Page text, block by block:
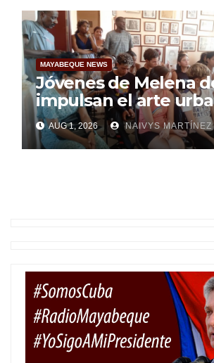
MAYABEQUE NEWS
Jóvenes de Melena del Sur
impulsan el arte
AUG 1, 2026 NAIVYS MARTÍNEZ